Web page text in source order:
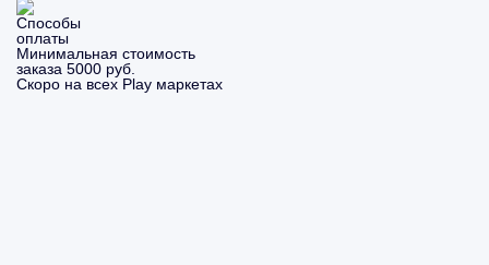
Минимальная стоимость
заказа 5000 руб.
Скоро на всех Play маркетах